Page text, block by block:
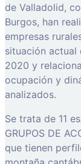
de Valladolid,
Burgos, han
empresas
situación
2020 y
ocupación y
analizados.
Se trata de 11
GRUPOS DE
que tienen